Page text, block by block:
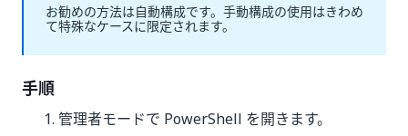
お勧めの方法は自動構成です。手動構成の使用はきわめ
て特殊なケースに限定されます。
手順
管理者モードで PowerShell を開きます。